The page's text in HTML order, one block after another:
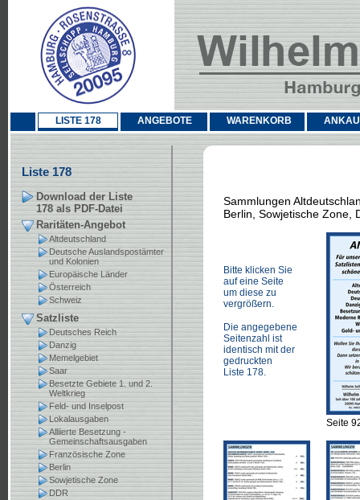
LISTE 178 ANGEBOTE WARENKORB
Liste 178
Download der Liste
178 als PDF-Datei
Raritäten-Angebot
Altdeutschland
Deutsche Auslandspostämter
und Kolonien
Europäische Länder
Österreich
Schweiz
Satzliste
Deutsches Reich
Danzig
Memelgebiet
Saar
Besetzte Gebiete 1. und 2.
Weltkrieg
Feld- und Inselpost
Lokalausgaben
Alliierte Besetzung -
Gemeinschaftsausgaben
Französische Zone
Berlin
Sowjetische Zone
DDR
Sammlungen
Berlin, Sowjetische Zone,
Bitte klicken Sie
auf eine Seite
um diese zu
vergrößern.
Die angegebene
Seitenzahl ist
identisch mit der
gedruckten
Liste 178.
Seite